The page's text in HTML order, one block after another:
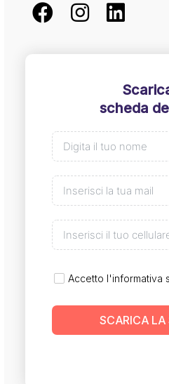
scheda
Accetto l'informativa
SCARICA LA